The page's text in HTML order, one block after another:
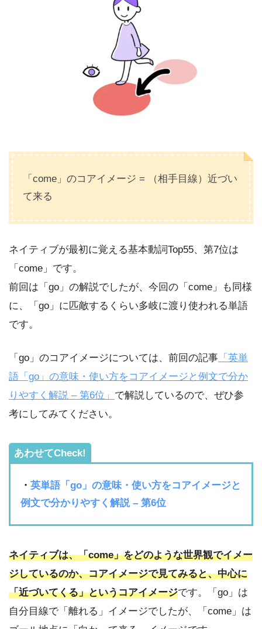
「come」のコアイメージ = （相手目線）近づい
て来る
ネイティブが最初に覚える基本動詞Top55、第7位は
「come」です。
前回は「go」の解説でしたが、今回の「come」も同様
に、「go」に匹敵するくらい多岐に渡り使われる単語
です。
「go」のコアイメージについては、前回の記事 「英単
語「go」の意味・使い方をコアイメージと例文で分か
りやすく解説 – 第6位」 で解説しているので、ぜひ参
考にしてみてください。
あわせてCheck!
・ 英単語「go」の意味・使い方をコアイメージと
例文で分かりやすく解説 – 第6位
ネイティブは、「come」をどのような世界観でイメー
ジしているのか、コアイメージで見てみると、中心に
「近づいてくる」というコアイメージです。「go」は
自分目線で「離れる」イメージでしたが、「come」は